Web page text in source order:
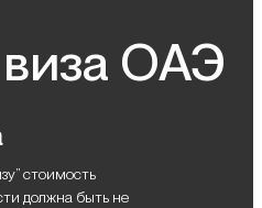
ОАЭ
стоимость
должна быть не